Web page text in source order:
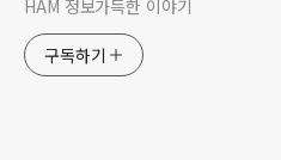
HAM 정보가득한 이야기
구독하기